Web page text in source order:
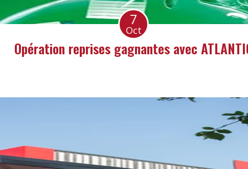
7
Oct
Opération reprises gagnantes avec